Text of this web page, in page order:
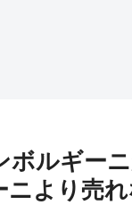
ボルギー
ニより売